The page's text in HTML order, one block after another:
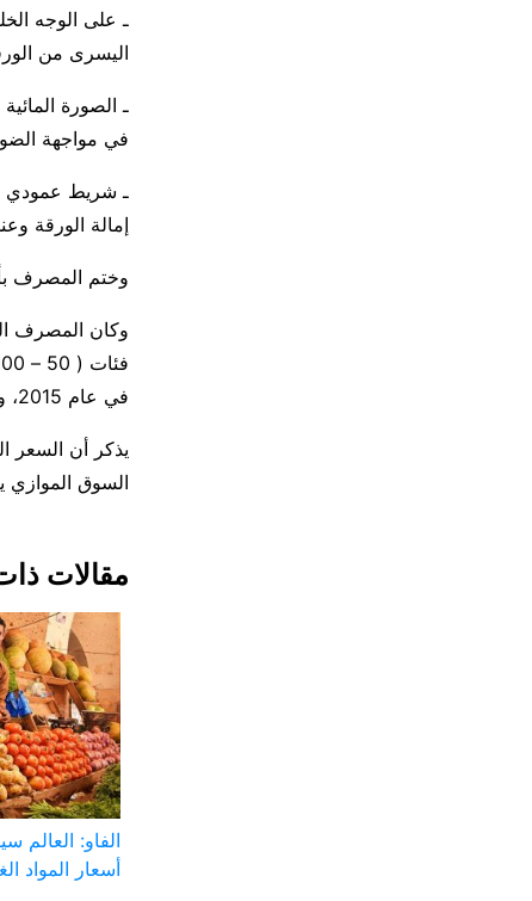
اليسرى من
ـ الصورة
في مواجهة
إمالة الورقة
وختم المصرف
وكان المصرف
في عام 2015، ووضعها في التداول في النصف الثاني من عام 2017.
السوق الموازي يكاد
مقالات
الفاو: العالم
أسعار المواد